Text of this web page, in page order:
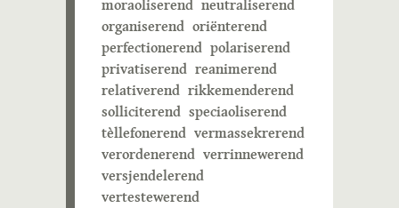
moraoliserend neutraliserend
organiserend oriënterend
perfectionerend polariserend
privatiserend reanimerend
relativerend rikkemenderend
solliciterend speciaoliserend
tèllefonerend vermassekrerend
verordenerend verrinnewerend
versjendelerend
vertestewerend